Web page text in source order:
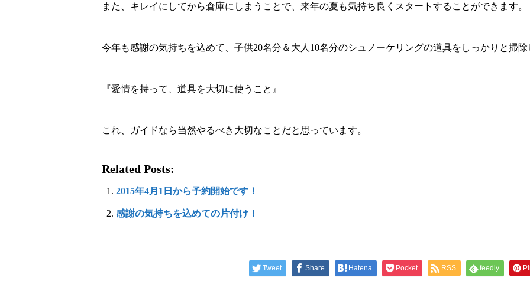
また、キレイにしてから倉庫にしまうことで、来年の夏も気持ち良くスタートすることができます。
今年も感謝の気持ちを込めて、子供20名分＆大人10名分のシュノーケリングの道具をしっかりと掃
『愛情を持って、道具を大切に使うこと』
これ、ガイドなら当然やるべき大切なことだと思っています。
Related Posts:
2015年4月1日から予約開始です！
感謝の気持ちを込めての片付け！
Tweet Share Hatena Pocket RSS feedly